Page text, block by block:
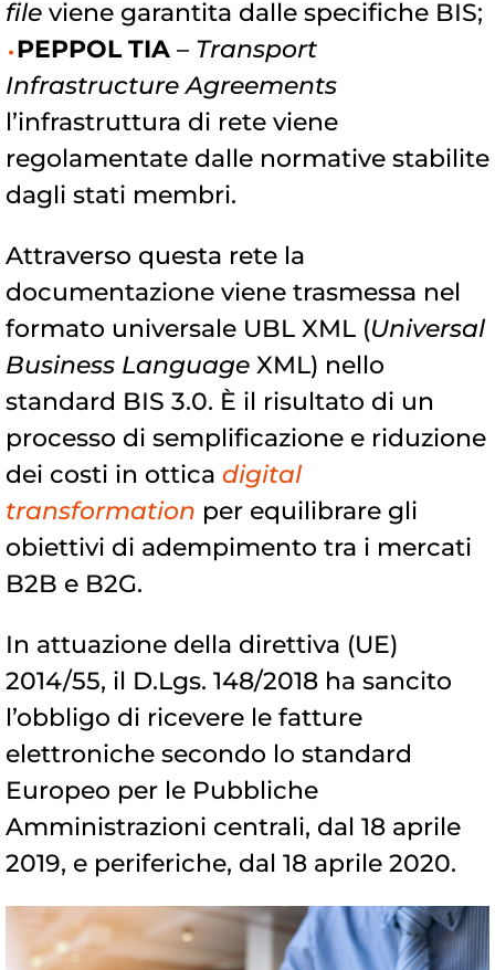
file viene garantita dalle specifiche BIS;
PEPPOL TIA – Transport
Infrastructure Agreements
l’infrastruttura di rete viene
regolamentate dalle normative stabilite
dagli stati membri.
Attraverso questa rete la
documentazione viene trasmessa nel
formato universale UBL XML (Universal
Business Language XML) nello
standard BIS 3.0. È il risultato di un
processo di semplificazione e riduzione
dei costi in ottica digital
transformation per equilibrare gli
obiettivi di adempimento tra i mercati
B2B e B2G.
In attuazione della direttiva (UE)
2014/55, il D.Lgs. 148/2018 ha sancito
l’obbligo di ricevere le fatture
elettroniche secondo lo standard
Europeo per le Pubbliche
Amministrazioni centrali, dal 18 aprile
2019, e periferiche, dal 18 aprile 2020.